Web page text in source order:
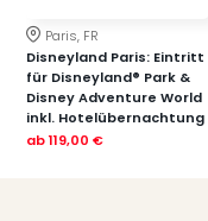
Paris, FR
Disneyland Paris: Eintritt
für Disneyland® Park &
Disney Adventure World
inkl. Hotelübernachtung
ab119,00 €